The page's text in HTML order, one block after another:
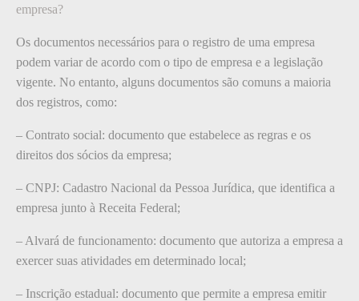
empresa?
Os documentos necessários para o registro de uma empresa
podem variar de acordo com o tipo de empresa e a legislação
vigente. No entanto, alguns documentos são comuns a maioria
dos registros, como:
– Contrato social: documento que estabelece as regras e os
direitos dos sócios da empresa;
– CNPJ: Cadastro Nacional da Pessoa Jurídica, que identifica a
empresa junto à Receita Federal;
– Alvará de funcionamento: documento que autoriza a empresa a
exercer suas atividades em determinado local;
– Inscrição estadual: documento que permite a empresa emitir